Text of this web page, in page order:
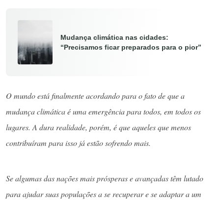
Mudança climática nas cidades:
“Precisamos ficar preparados para o pior”
O mundo está finalmente acordando para o fato de que a
mudança climática é uma emergência para todos, em todos os
lugares. A dura realidade, porém, é que aqueles que menos
contribuíram para isso já estão sofrendo mais.
Se algumas das nações mais prósperas e avançadas têm lutado
para ajudar suas populações a se recuperar e se adaptar a um